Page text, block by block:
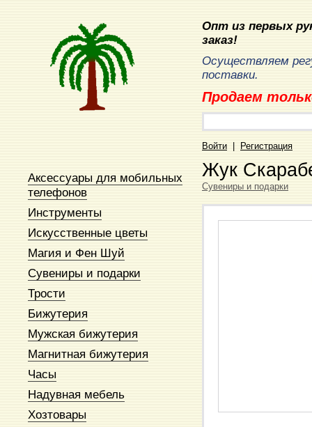
Аксессуары для мобильных
телефонов
Инструменты
Искусственные цветы
Магия и Фен Шуй
Сувениры и подарки
Трости
Бижутерия
Мужская бижутерия
Магнитная бижутерия
Часы
Надувная мебель
Хозтовары
Опт из первых
заказ!
Осуществляем
поставки.
Продаем
Войти Регистрация
Жук
Сувениры и подарки